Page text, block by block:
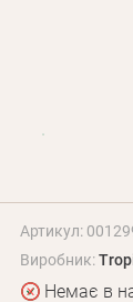
Артикул:
Виробник:
Немає в